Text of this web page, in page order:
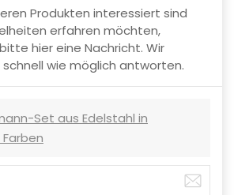
Produkten interessiert sind
erfahren möchten,
hier eine Nachricht. Wir
wie möglich antworten.
Set aus Edelstahl in